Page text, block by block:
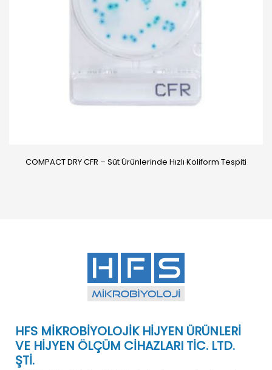
COMPACT DRY CFR – Süt Ürünlerinde Hızlı Koliform Tespiti
HFS MİKROBİYOLOJİK HİJYEN ÜRÜNLERİ
VE HİJYEN ÖLÇÜM CİHAZLARI TİC. LTD.
ŞTİ.